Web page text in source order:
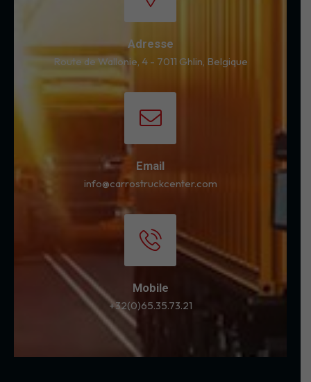
Adresse
Route de Wallonie, 4 - 7011 Ghlin, Belgique
Email
info@carrostruckcenter.com
Mobile
+32(0)65.35.73.21